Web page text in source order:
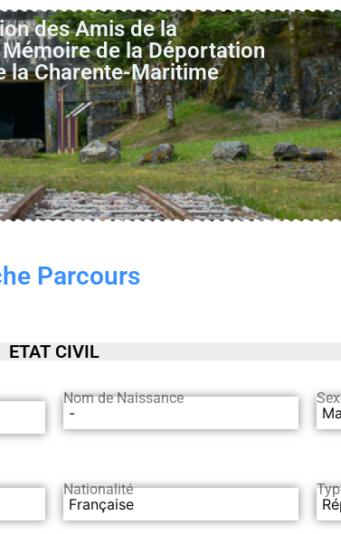
des Amis de la
de la Déportation
la Charente-Maritime
Parcours
ETAT CIVIL
Nom de Naissance
-
Nationalité
Française